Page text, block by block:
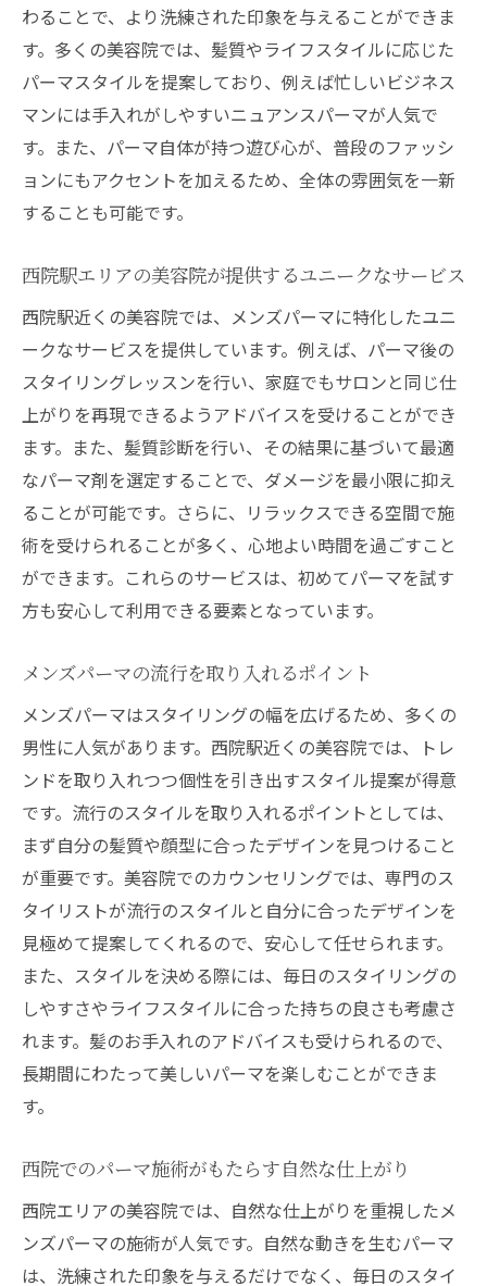
個性を引き出すパーマの提案方法
西院駅周辺でメンズパーマを試す魅力的な美容
院を紹介
地域密着型の美容院の魅力
施術後のスタイリングアドバイスが受けら
れる美容院
西院駅近辺のトレンドを取り入れた美容院
豊富な施術メニューを持つ美容院の特徴
西院エリアの隠れた名店を見つける方法
メンズパーマの持ちを良くするケア方法美容院
でのアドバイス
パーマ後の正しい洗髪方法
日常ケアで差がつくスタイリング剤選び
美容院が教える簡単なホームケアテクニッ
ク
メンズパーマを長持ちさせるための習慣
美容師が推奨する定期的なメンテナンスの
重要性
西院の美容院で個性を引き立てるメンズパーマ
の選び方
自分に合ったパーマスタイルを探す方法
髪の長さに応じたおすすめスタイル
個性を活かすためのパーマの選び方
美容院でのトレンドスタイルの提案
パーマとカットの相乗効果を活かす方法
美容師が提案するスタイルで新しい自分を
発見
美容院でのメンズパーマ体験談西院駅近くでス
西院の美容院での施術の流れを紹介
スタイルチェンジ後の周囲の反応
メンズパーマを通じて得た自信
わることで、より洗練された印象を与えることができま
す。多くの美容院では、髪質やライフスタイルに応じた
パーマスタイルを提案しており、例えば忙しいビジネス
マンには手入れがしやすいニュアンスパーマが人気で
す。また、パーマ自体が持つ遊び心が、普段のファッシ
ョンにもアクセントを加えるため、全体の雰囲気を一新
することも可能です。
西院駅エリアの美容院が提供するユニークなサービス
西院駅近くの美容院では、メンズパーマに特化したユニ
ークなサービスを提供しています。例えば、パーマ後の
スタイリングレッスンを行い、家庭でもサロンと同じ仕
上がりを再現できるようアドバイスを受けることができ
ます。また、髪質診断を行い、その結果に基づいて最適
なパーマ剤を選定することで、ダメージを最小限に抑え
ることが可能です。さらに、リラックスできる空間で施
術を受けられることが多く、心地よい時間を過ごすこと
ができます。これらのサービスは、初めてパーマを試す
方も安心して利用できる要素となっています。
メンズパーマの流行を取り入れるポイント
メンズパーマはスタイリングの幅を広げるため、多くの
男性に人気があります。西院駅近くの美容院では、トレ
ンドを取り入れつつ個性を引き出すスタイル提案が得意
です。流行のスタイルを取り入れるポイントとしては、
まず自分の髪質や顔型に合ったデザインを見つけること
が重要です。美容院でのカウンセリングでは、専門のス
タイリストが流行のスタイルと自分に合ったデザインを
見極めて提案してくれるので、安心して任せられます。
また、スタイルを決める際には、毎日のスタイリングの
しやすさやライフスタイルに合った持ちの良さも考慮さ
れます。髪のお手入れのアドバイスも受けられるので、
長期間にわたって美しいパーマを楽しむことができま
す。
西院でのパーマ施術がもたらす自然な仕上がり
西院エリアの美容院では、自然な仕上がりを重視したメ
ンズパーマの施術が人気です。自然な動きを生むパーマ
は、洗練された印象を与えるだけでなく、毎日のスタイ